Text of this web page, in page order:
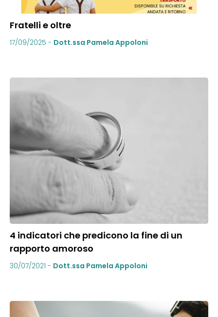
Fratelli e oltre
17/09/2025 - Dott.ssa Pamela Appoloni
4 indicatori che predicono la fine di un
rapporto amoroso
30/07/2021 - Dott.ssa Pamela Appoloni